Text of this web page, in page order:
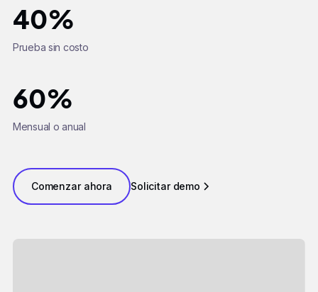
40%
Prueba sin costo
60%
Mensual o anual
Comenzar ahora Solicitar demo